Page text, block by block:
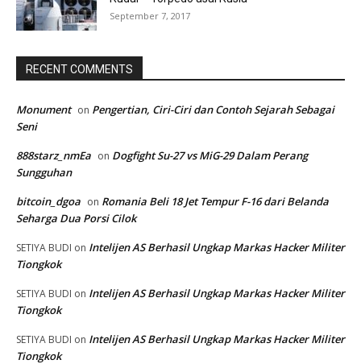
September 7, 2017
RECENT COMMENTS
Monument on Pengertian, Ciri-Ciri dan Contoh Sejarah Sebagai
Seni
888starz_nmEa on Dogfight Su-27 vs MiG-29 Dalam Perang
Sungguhan
bitcoin_dgoa on Romania Beli 18 Jet Tempur F-16 dari Belanda
Seharga Dua Porsi Cilok
SETIYA BUDI on Intelijen AS Berhasil Ungkap Markas Hacker Militer
Tiongkok
SETIYA BUDI on Intelijen AS Berhasil Ungkap Markas Hacker Militer
Tiongkok
SETIYA BUDI on Intelijen AS Berhasil Ungkap Markas Hacker Militer
Tiongkok